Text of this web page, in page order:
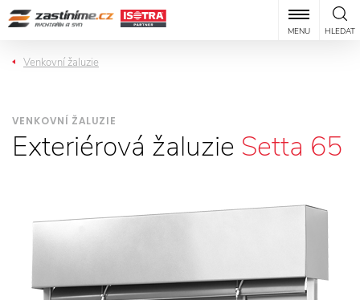
HLEDAT
MENU
Venkovní žaluzie
VENKOVNÍ ŽALUZIE
Exteriérová žaluzie Setta 65